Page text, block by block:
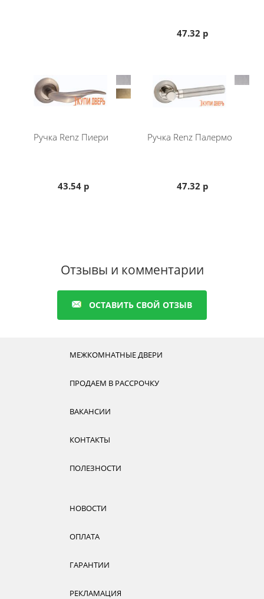
47.32 р
Ручка Renz Пиери
43.54 р
Ручка Renz Палермо
47.32 р
Отзывы и комментарии
ОСТАВИТЬ СВОЙ ОТЗЫВ
МЕЖКОМНАТНЫЕ ДВЕРИ
ПРОДАЕМ В РАССРОЧКУ
ВАКАНСИИ
КОНТАКТЫ
ПОЛЕЗНОСТИ
НОВОСТИ
ОПЛАТА
ГАРАНТИИ
РЕКЛАМАЦИЯ